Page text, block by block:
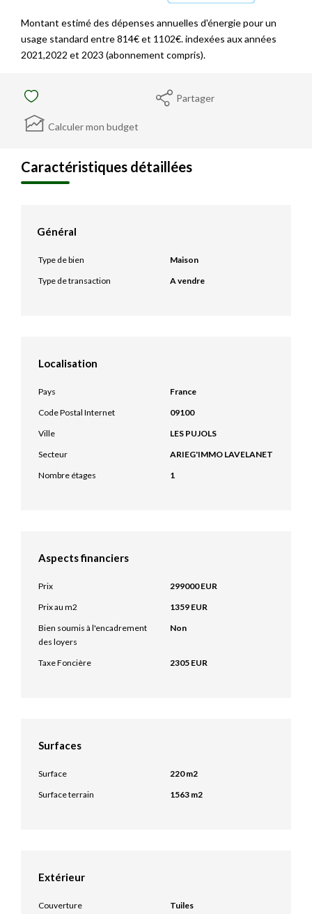
Montant estimé des dépenses annuelles d'énergie pour un
usage standard entre 814€ et 1102€. indexées aux années
2021,2022 et 2023 (abonnement compris).
Partager
Calculer mon budget
Caractéristiques détaillées
Général
Type de bien
Maison
Type de transaction
A vendre
Localisation
Pays
France
Code Postal Internet
09100
Ville
LES PUJOLS
Secteur
ARIEG'IMMO LAVELANET
Nombre étages
1
Aspects financiers
Prix
299000 EUR
Prix au m2
1359 EUR
Bien soumis à l'encadrement
des loyers
Non
Taxe Foncière 2305 EUR
Surfaces
Surface
220 m2
Surface terrain
1563 m2
Extérieur
Couverture Tuiles